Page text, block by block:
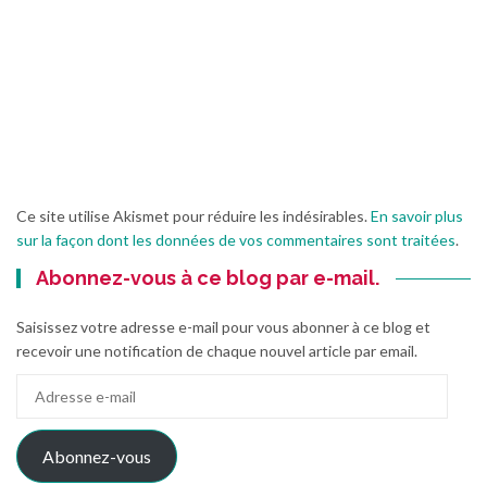
Ce site utilise Akismet pour réduire les indésirables.En savoir plus
sur la façon dont les données de vos commentaires sont traitées.
Abonnez-vous à ce blog par e-mail.
Saisissez votre adresse e-mail pour vous abonner à ce blog et
recevoir une notification de chaque nouvel article par email.
mail
Abonnez-vous